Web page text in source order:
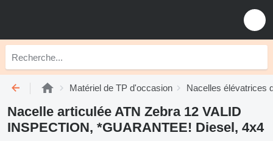
Matériel de TP d'occasion Nacelles élévatrices
Nacelle articulée ATN Zebra 12 VALID
INSPECTION, *GUARANTEE! Diesel, 4x4